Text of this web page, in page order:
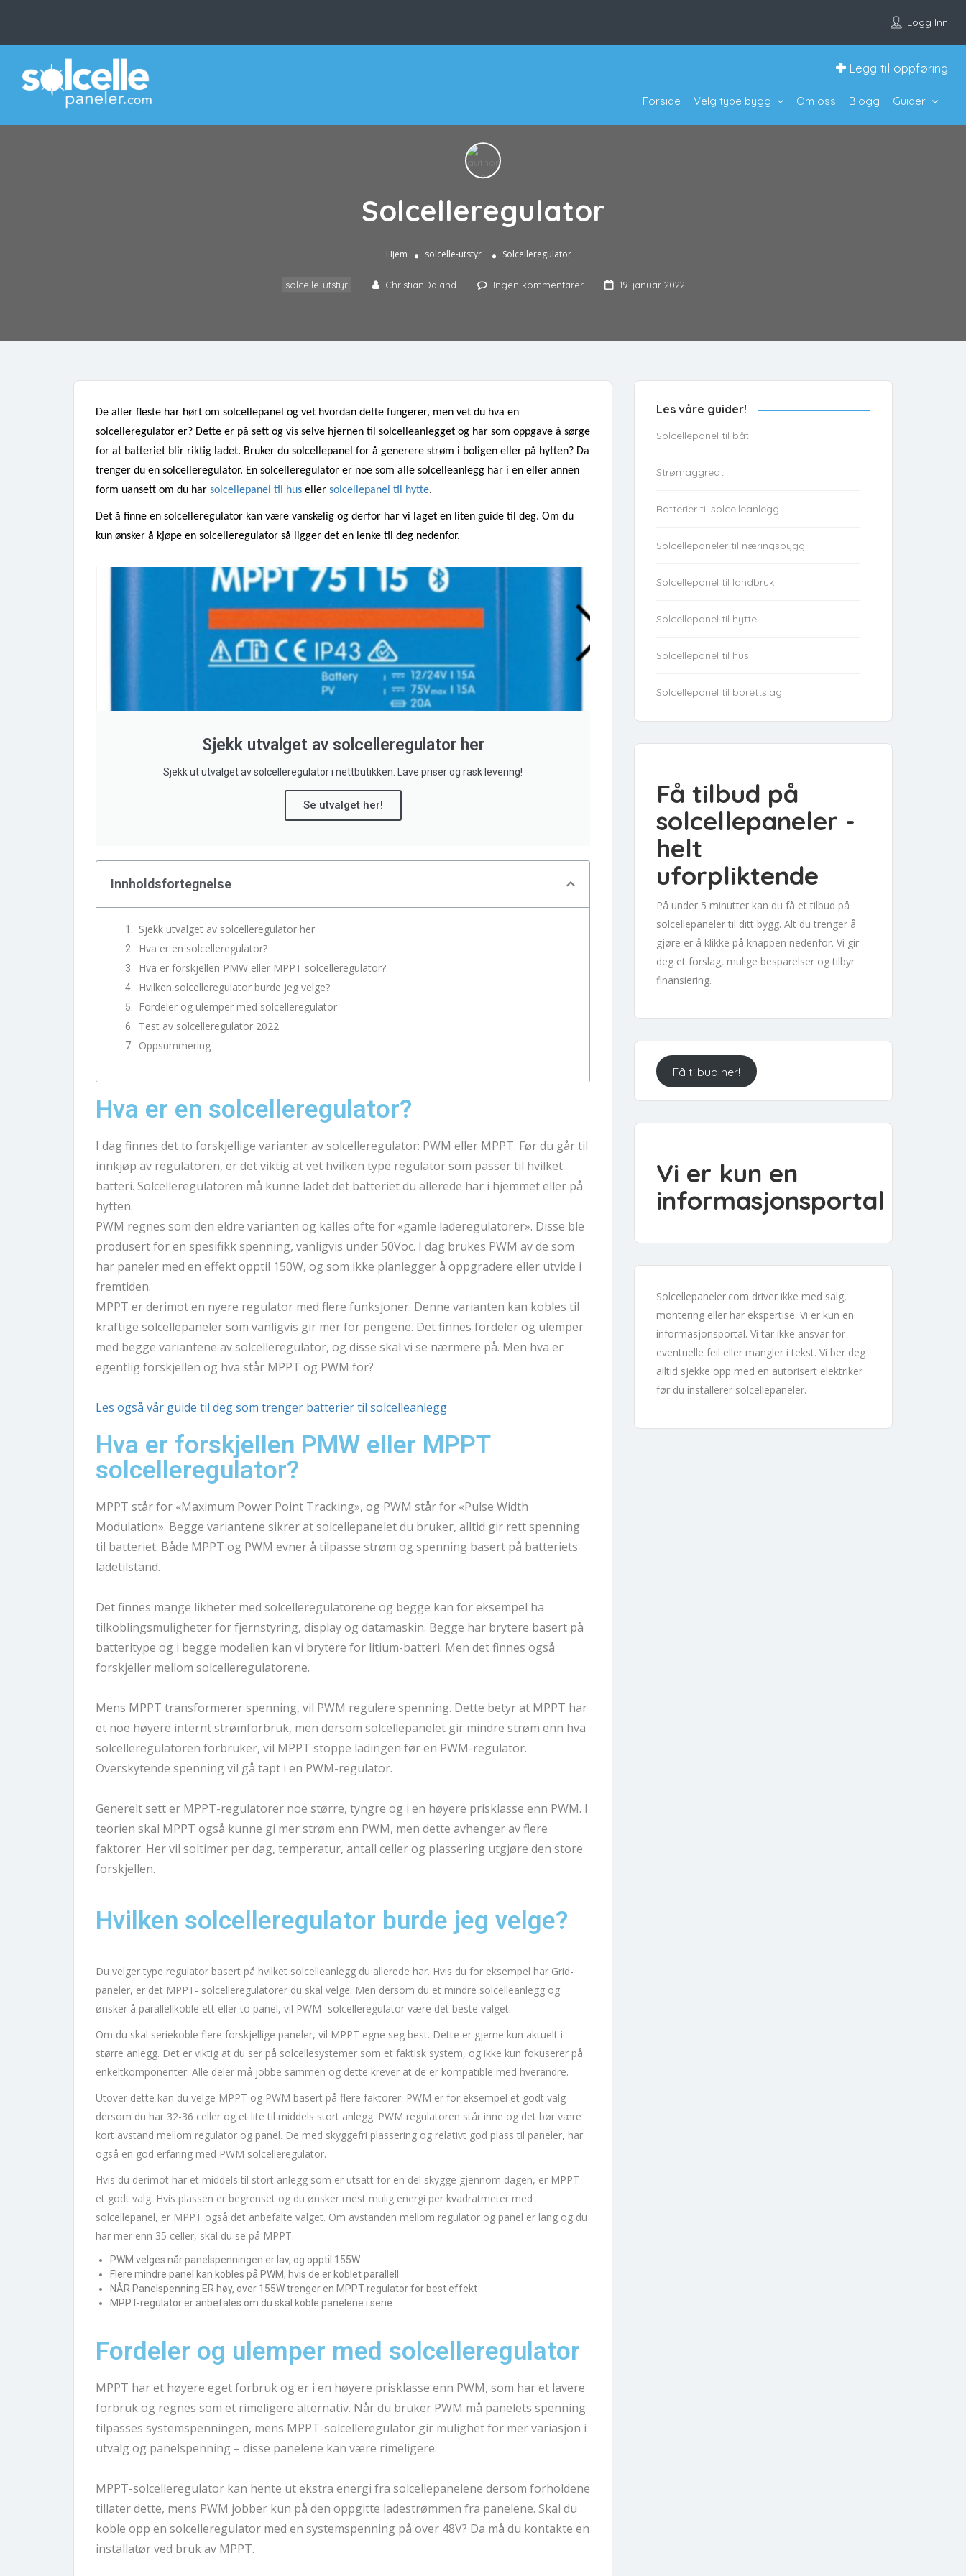
Logg Inn
Legg til oppføring
Forside Velg type bygg Om oss Blogg Guider
Solcelleregulator
Hjem solcelle-utstyr Solcelleregulator
solcelle-utstyr ChristianDaland Ingen kommentarer 19. januar 2022
De aller fleste har hørt om solcellepanel og vet hvordan dette fungerer, men vet du hva en
solcelleregulator er? Dette er på sett og vis selve hjernen til solcelleanlegget og har som oppgave å sørge
for at batteriet blir riktig ladet. Bruker du solcellepanel for å generere strøm i boligen eller på hytten? Da
trenger du en solcelleregulator. En solcelleregulator er noe som alle solcelleanlegg har i en eller annen
form uansett om du har solcellepanel til hus eller solcellepanel til hytte.
Det å finne en solcelleregulator kan være vanskelig og derfor har vi laget en liten guide til deg. Om du
kun ønsker å kjøpe en solcelleregulator så ligger det en lenke til deg nedenfor.
Sjekk utvalget av solcelleregulator her
Sjekk ut utvalget av solcelleregulator i nettbutikken. Lave priser og rask levering!
Se utvalget her!
Innholdsfortegnelse
Sjekk utvalget av solcelleregulator her
Hva er en solcelleregulator?
Hva er forskjellen PMW eller MPPT solcelleregulator?
Hvilken solcelleregulator burde jeg velge?
Fordeler og ulemper med solcelleregulator
Test av solcelleregulator 2022
Oppsummering
Hva er en solcelleregulator?
I dag finnes det to forskjellige varianter av solcelleregulator: PWM eller MPPT. Før du går til
innkjøp av regulatoren, er det viktig at vet hvilken type regulator som passer til hvilket
batteri. Solcelleregulatoren må kunne ladet det batteriet du allerede har i hjemmet eller på
hytten.
PWM regnes som den eldre varianten og kalles ofte for «gamle laderegulatorer». Disse ble
produsert for en spesifikk spenning, vanligvis under 50Voc. I dag brukes PWM av de som
har paneler med en effekt opptil 150W, og som ikke planlegger å oppgradere eller utvide i
fremtiden.
MPPT er derimot en nyere regulator med flere funksjoner. Denne varianten kan kobles til
kraftige solcellepaneler som vanligvis gir mer for pengene. Det finnes fordeler og ulemper
med begge variantene av solcelleregulator, og disse skal vi se nærmere på. Men hva er
egentlig forskjellen og hva står MPPT og PWM for?
Les også vår guide til deg som trenger batterier til solcelleanlegg
Hva er forskjellen PMW eller MPPT
solcelleregulator?
Modulation». Begge variantene sikrer at solcellepanelet du bruker, alltid gir rett spenning
til batteriet. Både MPPT og PWM evner å tilpasse strøm og spenning basert på batteriets
ladetilstand.
Det finnes mange likheter med solcelleregulatorene og begge kan for eksempel ha
tilkoblingsmuligheter for fjernstyring, display og datamaskin. Begge har brytere basert på
batteritype og i begge modellen kan vi brytere for litium-batteri. Men det finnes også
forskjeller mellom solcelleregulatorene.
Mens MPPT transformerer spenning, vil PWM regulere spenning. Dette betyr at MPPT har
et noe høyere internt strømforbruk, men dersom solcellepanelet gir mindre strøm enn hva
solcelleregulatoren forbruker, vil MPPT stoppe ladingen før en PWM-regulator.
Overskytende spenning vil gå tapt i en PWM-regulator.
Generelt sett er MPPT-regulatorer noe større, tyngre og i en høyere prisklasse enn PWM. I
teorien skal MPPT også kunne gi mer strøm enn PWM, men dette avhenger av flere
faktorer. Her vil soltimer per dag, temperatur, antall celler og plassering utgjøre den store
forskjellen.
Hvilken solcelleregulator burde jeg velge?
Du velger type regulator basert på hvilket solcelleanlegg du allerede har. Hvis du for eksempel har Grid-
paneler, er det MPPT- solcelleregulatorer du skal velge. Men dersom du et mindre solcelleanlegg og
ønsker å parallellkoble ett eller to panel, vil PWM- solcelleregulator være det beste valget.
Om du skal seriekoble flere forskjellige paneler, vil MPPT egne seg best. Dette er gjerne kun aktuelt i
større anlegg. Det er viktig at du ser på solcellesystemer som et faktisk system, og ikke kun fokuserer på
enkeltkomponenter. Alle deler må jobbe sammen og dette krever at de er kompatible med hverandre.
Utover dette kan du velge MPPT og PWM basert på flere faktorer. PWM er for eksempel et godt valg
dersom du har 32-36 celler og et lite til middels stort anlegg. PWM regulatoren står inne og det bør være
kort avstand mellom regulator og panel. De med skyggefri plassering og relativt god plass til paneler, har
også en god erfaring med PWM solcelleregulator.
Hvis du derimot har et middels til stort anlegg som er utsatt for en del skygge gjennom dagen, er MPPT
et godt valg. Hvis plassen er begrenset og du ønsker mest mulig energi per kvadratmeter med
solcellepanel, er MPPT også det anbefalte valget. Om avstanden mellom regulator og panel er lang og du
har mer enn 35 celler, skal du se på MPPT.
PWM velges når panelspenningen er lav, og opptil 155W
Flere mindre panel kan kobles på PWM, hvis de er koblet parallell
NÅR Panelspenning ER høy, over 155W trenger en MPPT-regulator for best effekt
MPPT-regulator er anbefales om du skal koble panelene i serie
Fordeler og ulemper med solcelleregulator
MPPT har et høyere eget forbruk og er i en høyere prisklasse enn PWM, som har et lavere
forbruk og regnes som et rimeligere alternativ. Når du bruker PWM må panelets spenning
tilpasses systemspenningen, mens MPPT-solcelleregulator gir mulighet for mer variasjon i
utvalg og panelspenning – disse panelene kan være rimeligere.
MPPT-solcelleregulator kan hente ut ekstra energi fra solcellepanelene dersom forholdene
tillater dette, mens PWM jobber kun på den oppgitte ladestrømmen fra panelene. Skal du
koble opp en solcelleregulator med en systemspenning på over 48V? Da må du kontakte en
installatør ved bruk av MPPT.
Les våre guider!
Solcellepanel til båt
Strømaggreat
Batterier til solcelleanlegg
Solcellepaneler til næringsbygg
Solcellepanel til landbruk
Solcellepanel til hytte
Solcellepanel til hus
Solcellepanel til borettslag
Få tilbud på
solcellepaneler -
helt
uforpliktende
På under 5 minutter kan du få et tilbud på
solcellepaneler til ditt bygg. Alt du trenger å
gjøre er å klikke på knappen nedenfor. Vi gir
deg et forslag, mulige besparelser og tilbyr
finansiering.
Få tilbud her!
Vi er kun en
informasjonsportal
Solcellepaneler.com driver ikke med salg,
montering eller har ekspertise. Vi er kun en
informasjonsportal. Vi tar ikke ansvar for
eventuelle feil eller mangler i tekst. Vi ber deg
alltid sjekke opp med en autorisert elektriker
før du installerer solcellepaneler.